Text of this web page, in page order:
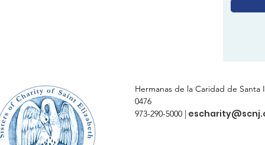
Hermanas de la Caridad de Santa
0476
973-290-5000 |